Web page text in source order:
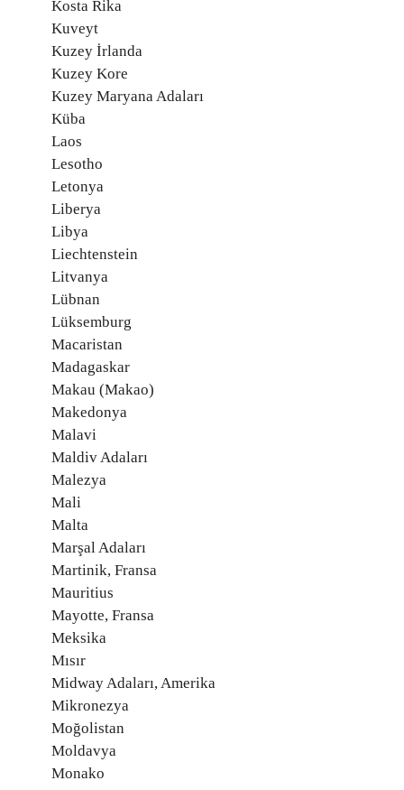
Kosta Rika
Kuveyt
Kuzey İrlanda
Kuzey Kore
Kuzey Maryana Adaları
Küba
Laos
Lesotho
Letonya
Liberya
Libya
Liechtenstein
Litvanya
Lübnan
Lüksemburg
Macaristan
Madagaskar
Makau (Makao)
Makedonya
Malavi
Maldiv Adaları
Malezya
Mali
Malta
Marşal Adaları
Martinik, Fransa
Mauritius
Mayotte, Fransa
Meksika
Mısır
Midway Adaları, Amerika
Mikronezya
Moğolistan
Moldavya
Monako